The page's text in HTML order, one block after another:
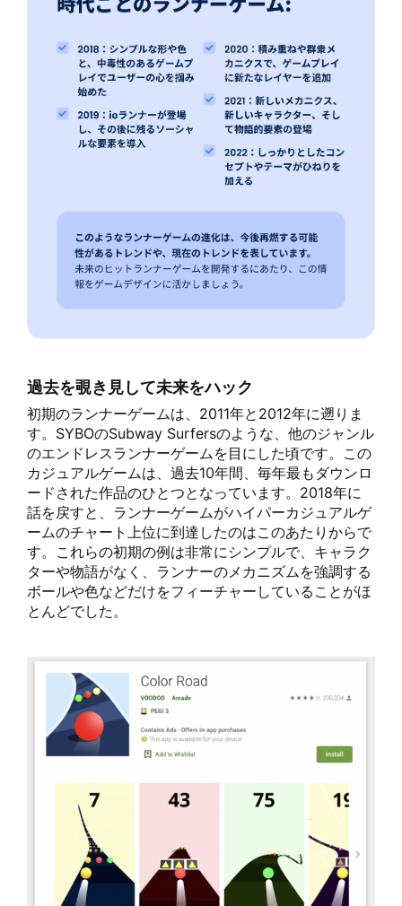
過去を覗き見して未来をハック
初期のランナーゲームは、2011年と2012年に遡りま
す。SYBOのSubway Surfersのような、他のジャンル
のエンドレスランナーゲームを目にした頃です。この
カジュアルゲームは、過去10年間、毎年最もダウンロ
ードされた作品のひとつとなっています。2018年に
話を戻すと、ランナーゲームがハイパーカジュアルゲ
ームのチャート上位に到達したのはこのあたりからで
す。これらの初期の例は非常にシンプルで、キャラク
ターや物語がなく、ランナーのメカニズムを強調する
ボールや色などだけをフィーチャーしていることがほ
とんどでした。